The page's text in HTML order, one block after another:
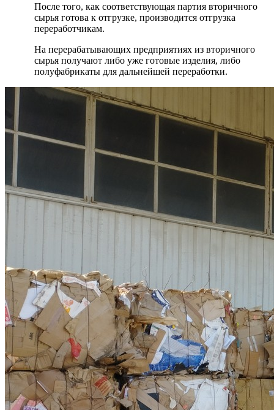
После того, как соответствующая партия вторичного
сырья готова к отгрузке, производится отгрузка
переработчикам.
На перерабатывающих предприятиях из вторичного
сырья получают либо уже готовые изделия, либо
полуфабрикаты для дальнейшей переработки.